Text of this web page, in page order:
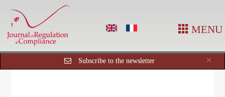
MENU
×
Subscribe to the newsletter